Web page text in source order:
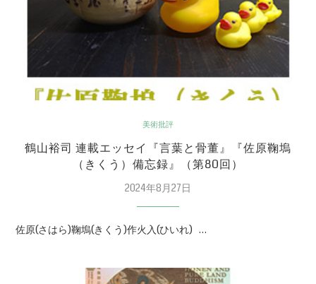
美術批評
鶴山裕司 連載エッセイ『言葉と骨董』『佐原鞠塢
（きくう）備忘録』（第80回）
2024年8月27日
佐原(さはら)鞠塢(きくう)作火入(ひいれ) …